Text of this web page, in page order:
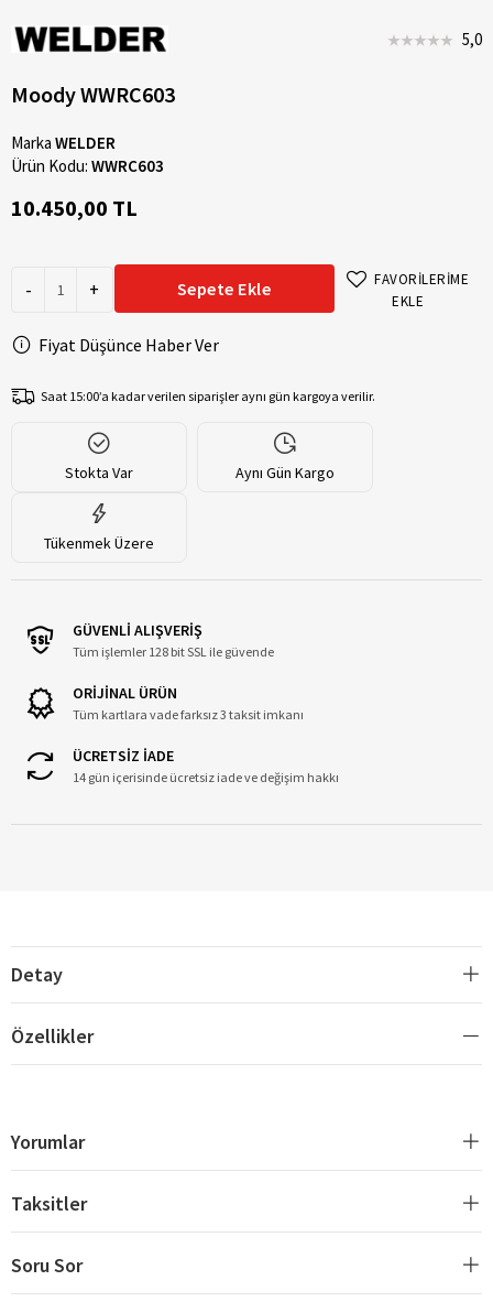
5,0
Moody WWRC603
Marka WELDER
Ürün Kodu: WWRC603
10.450,00 TL
- + Sepete Ekle
FAVORİLERİME
EKLE
Fiyat Düşünce Haber Ver
Saat 15:00’a kadar verilen siparişler aynı gün kargoya verilir.
Stokta Var Aynı Gün Kargo
Tükenmek Üzere
GÜVENLİ ALIŞVERİŞ
Tüm işlemler 128 bit SSL ile güvende
ORİJİNAL ÜRÜN
Tüm kartlara vade farksız 3 taksit imkanı
ÜCRETSİZ İADE
14 gün içerisinde ücretsiz iade ve değişim hakkı
Detay
Özellikler
Yorumlar
Taksitler
Soru Sor